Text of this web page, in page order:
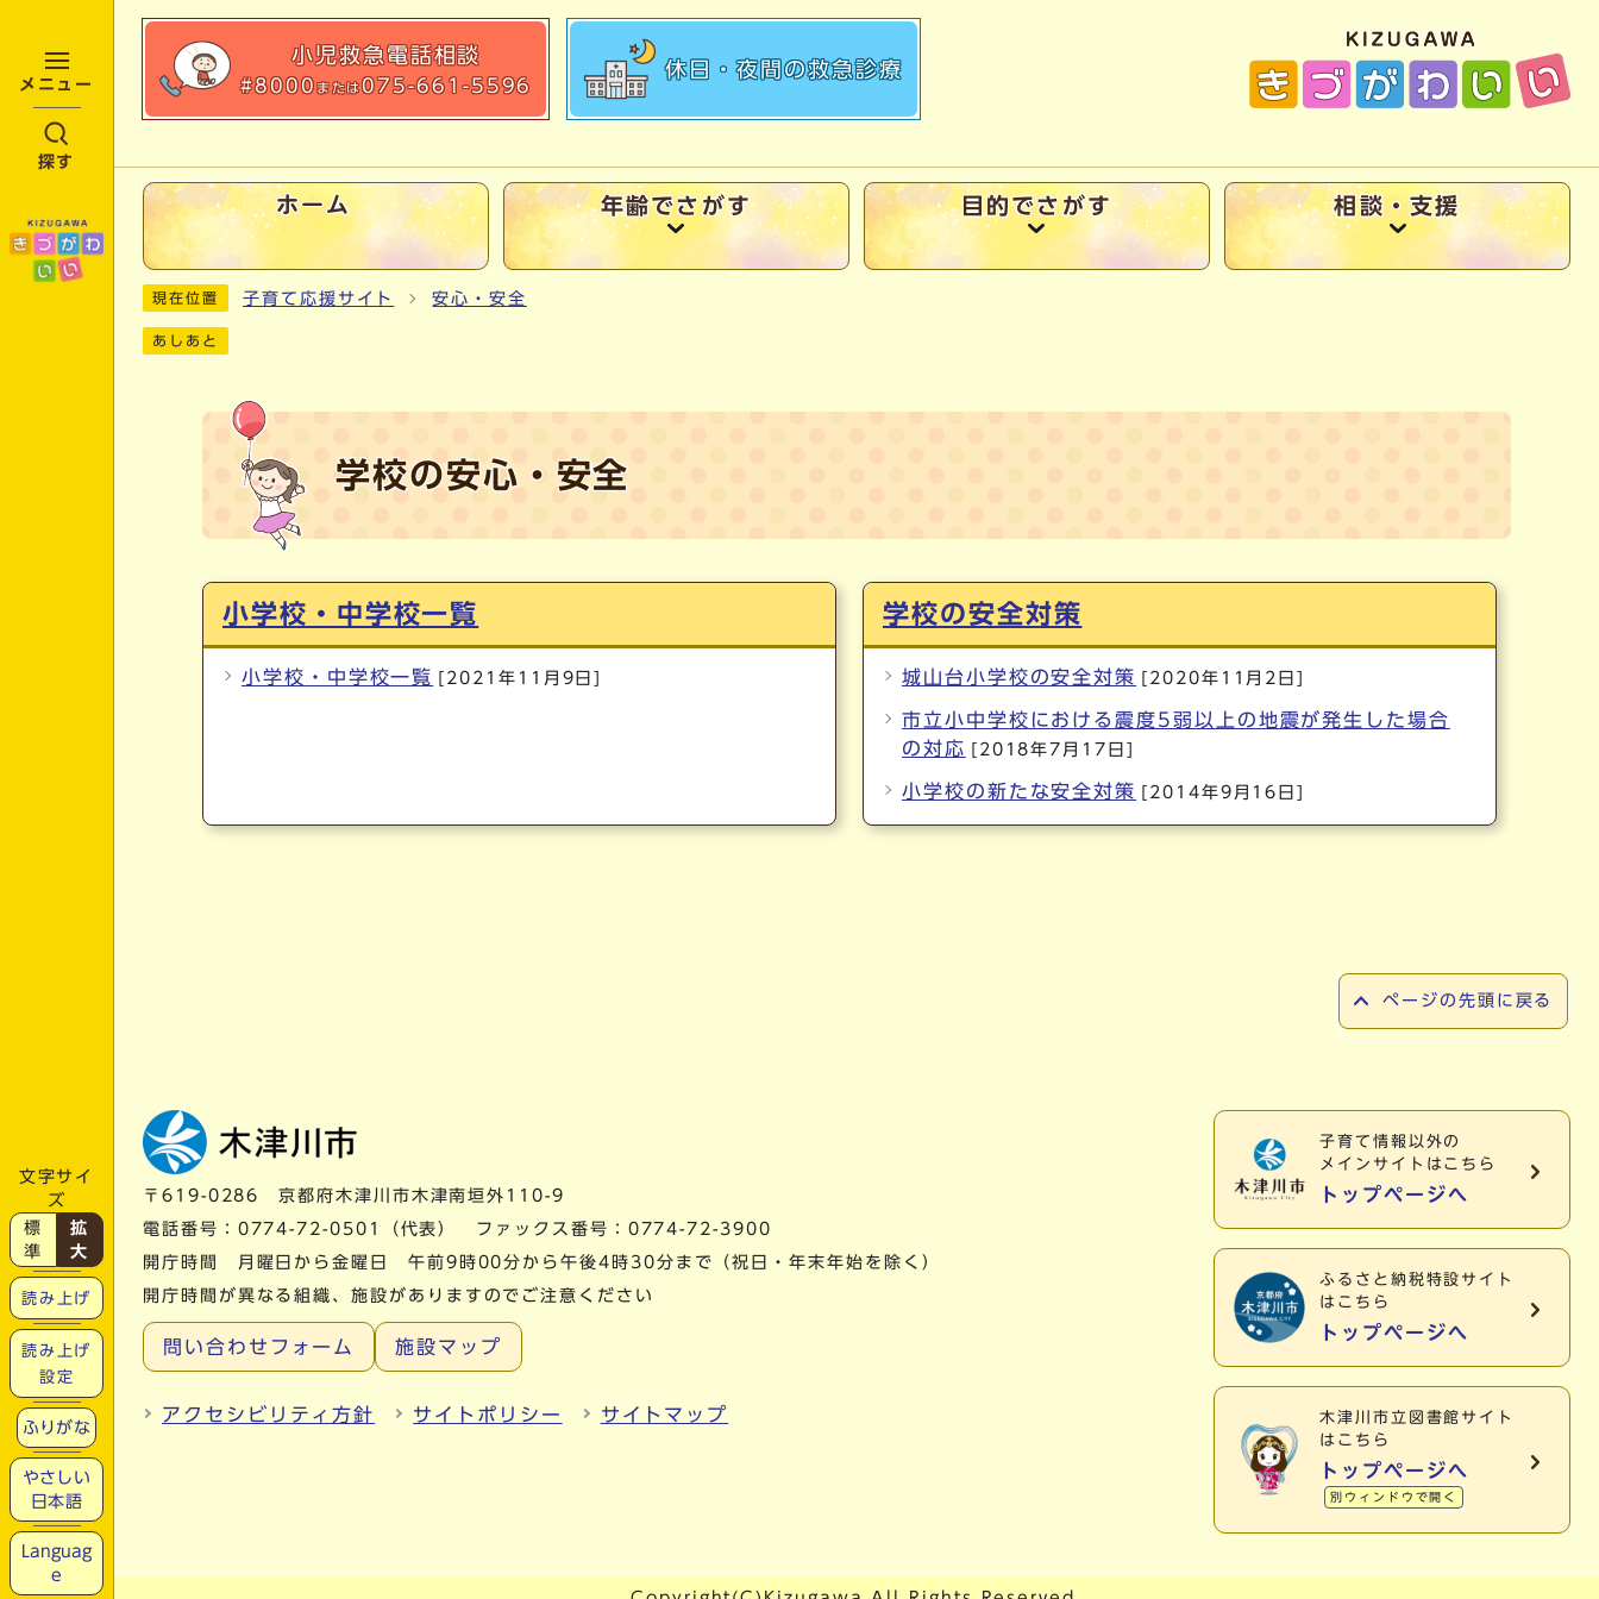
メニュー
探す
文字サイ
ズ
標
準
拡
大
読み上げ
読み上げ
設定
ふりがな
やさしい
日本語
Languag
e
小児救急電話相談
#8000または 075-661-5596
休日・夜間の救急診療
ホーム 年齢でさがす 目的でさがす 相談・支援
ここから本文です
現在位置 子育て応援サイト 安心・安全
あしあと
学校の安心・安全
メインメニュー
小学校・中学校一覧
小学校・中学校一覧 [2021年11月9日]
学校の安全対策
城山台小学校の安全対策 [2020年11月2日]
市立小中学校における震度5弱以上の地震が発生した場合
の対応
[2018年7月17日]
小学校の新たな安全対策 [2014年9月16日]
ページの先頭に戻る
〒619-0286 京都府木津川市木津南垣外110-9
電話番号： 0774-72-0501
（代表） ファックス番号：0774-72-3900
開庁時間 月曜日から金曜日 午前9時00分から午後4時30分まで（祝日・年末年始を除く）
開庁時間が異なる組織、施設がありますのでご注意ください
問い合わせフォーム 施設マップ
アクセシビリティ方針 サイトポリシー サイトマップ
子育て情報以外の
メインサイトはこちら
トップページへ
ふるさと納税特設サイト
はこちら
トップページへ
木津川市立図書館サイト
はこちら
トップページへ
別ウィンドウで開く